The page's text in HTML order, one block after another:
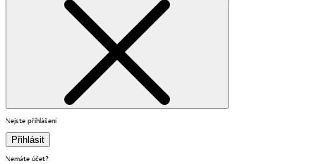
Nejste přihlášení
Přihlásit
Nemáte účet?